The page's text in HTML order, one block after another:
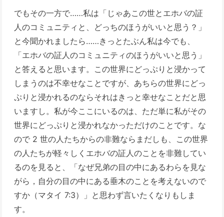
でもその一方で……私は「じゃあこの世とエホバの証
人のコミュニティと、どっちのほうがいいと思う？」
と今聞かれましたら……きっとたぶん私は今でも、
「エホバの証人のコミュニティのほうがいいと思う」
と答えると思います。この世界にどっぷりと浸かって
しまうのは不幸せなことですが、あちらの世界にどっ
ぷりと浸かれるのならそれはきっと幸せなことだと思
いますし。私が今ここにいるのは、ただ単に私がその
世界にどっぷりと浸かれなかっただけのことです。な
ので 2 世の人たちからの非難ならまだしも、この世界
の人たちが軽々しくエホバの証人のことを非難してい
るのを見ると、「なぜ兄弟の目の中にあるわらを見な
がら，自分の目の中にある垂木のことを考えないので
すか（マタイ 7:3）」と思わず言いたくなりもしま
す。